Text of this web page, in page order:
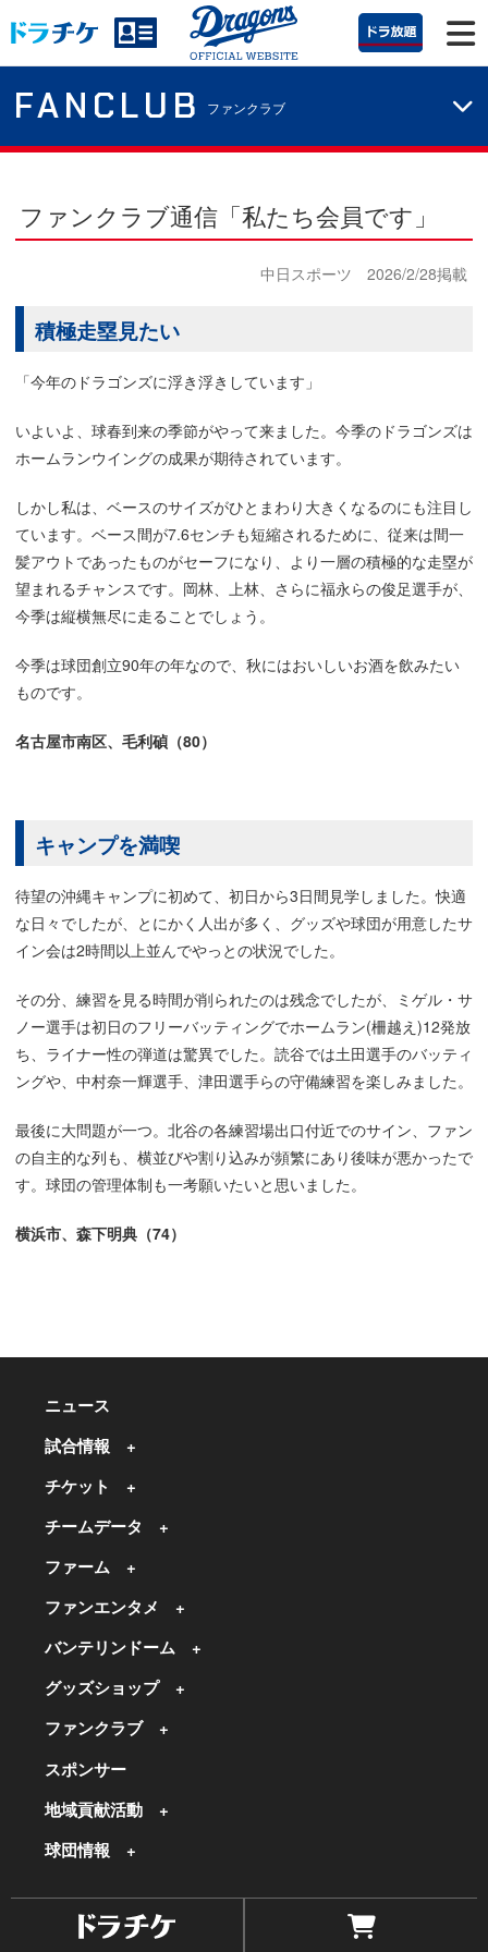
FANCLUB ファンクラブ
ファンクラブ通信「私たち会員です」
中日スポーツ 2026/2/28掲載
積極走塁見たい
「今年のドラゴンズに浮き浮きしています」
いよいよ、球春到来の季節がやって来ました。今季のドラゴンズは
ホームランウイングの成果が期待されています。
しかし私は、ベースのサイズがひとまわり大きくなるのにも注目し
ています。ベース間が7.6センチも短縮されるために、従来は間一
髪アウトであったものがセーフになり、より一層の積極的な走塁が
望まれるチャンスです。岡林、上林、さらに福永らの俊足選手が、
今季は縦横無尽に走ることでしょう。
今季は球団創立90年の年なので、秋にはおいしいお酒を飲みたい
ものです。
名古屋市南区、毛利碵（80）
キャンプを満喫
待望の沖縄キャンプに初めて、初日から3日間見学しました。快適
な日々でしたが、とにかく人出が多く、グッズや球団が用意したサ
イン会は2時間以上並んでやっとの状況でした。
その分、練習を見る時間が削られたのは残念でしたが、ミゲル・サ
ノー選手は初日のフリーバッティングでホームラン(柵越え)12発放
ち、ライナー性の弾道は驚異でした。読谷では土田選手のバッティ
ングや、中村奈一輝選手、津田選手らの守備練習を楽しみました。
最後に大問題が一つ。北谷の各練習場出口付近でのサイン、ファン
の自主的な列も、横並びや割り込みが頻繁にあり後味が悪かったで
す。球団の管理体制も一考願いたいと思いました。
横浜市、森下明典（74）
ニュース
試合情報
チケット
チームデータ
ファーム
ファンエンタメ
バンテリンドーム
グッズショップ
ファンクラブ
スポンサー
地域貢献活動
球団情報